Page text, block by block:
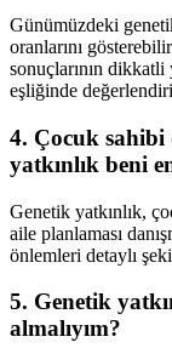
Günümüzdeki
oranlarını
sonuçlarının
eşliğinde
4. Çocuk sahibi
yatkınlık beni
Genetik yatkınlık,
aile planlaması
önlemleri detaylı
5. Genetik
almalıyım?